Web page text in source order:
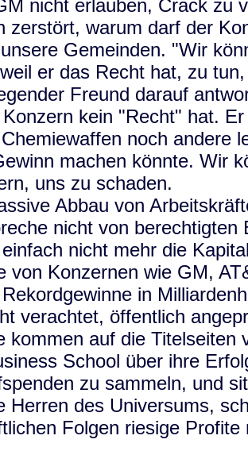
nicht erlauben, Crack zu
zerstört, warum darf der
Gemeinden. "Wir
er das Recht hat, zu
Freund darauf
kein "Recht" hat.
noch andere
machen könnte. Wir
uns zu schaden.
Abbau von
nicht von
nicht mehr die
von Konzernen wie GM,
in
verachtet, öffentlich
kommen auf die Titelseiten
School über ihre
zu sammeln, und
Herren des Universums,
Folgen riesige Profite